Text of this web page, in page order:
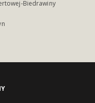
Biedrawiny